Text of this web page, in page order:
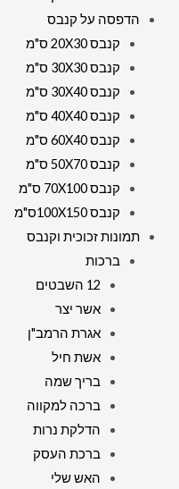
הדפסה על קנבס
קנבס 20X30 ס"מ
קנבס 30X30 ס"מ
קנבס 30X40 ס"מ
קנבס 40X40 ס"מ
קנבס 60X40 ס"מ
קנבס 50X70 ס"מ
קנבס 70X100 ס"מ
קנבס 100X150ס"מ
תמונות זכוכית וקנבס
ברכות
12 השבטים
אשר יצר
אגרת הרמב"ן
אשת חיל
בריך שמה
ברכה למקווה
הדלקת נרות
ברכת העסק
האש שלי